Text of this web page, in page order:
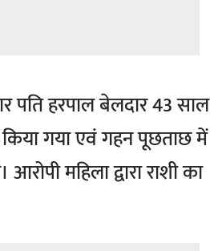
पति हरपाल बेलदार 43 साल
किया गया एवं गहन पूछताछ में
महिला द्वारा राशी का